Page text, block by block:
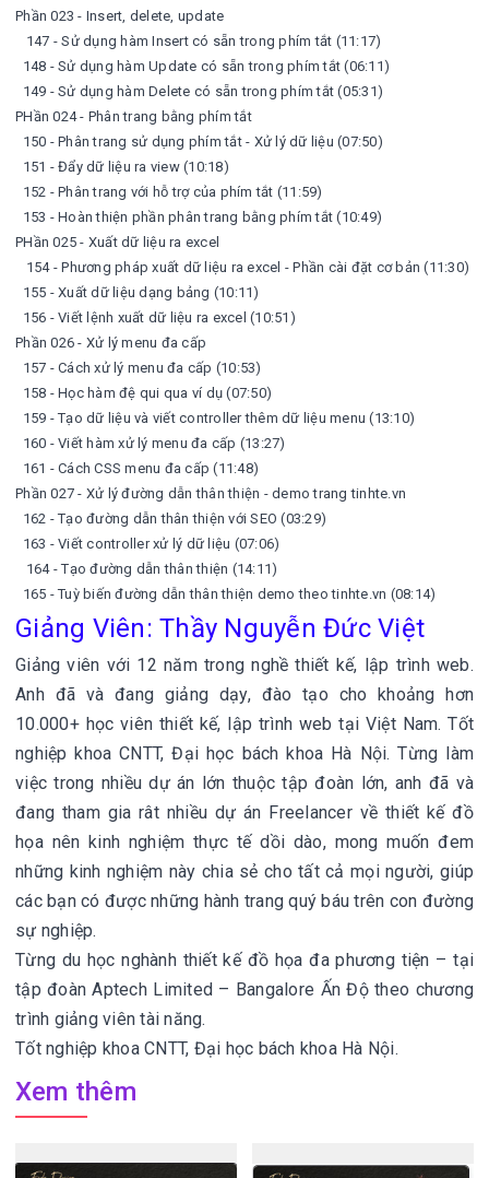
Phần 023 - Insert, delete, update
147 - Sử dụng hàm Insert có sẵn trong phím tắt (11:17)
148 - Sử dụng hàm Update có sẵn trong phím tắt (06:11)
149 - Sử dụng hàm Delete có sẵn trong phím tắt (05:31)
PHần 024 - Phân trang bằng phím tắt
150 - Phân trang sử dụng phím tắt - Xử lý dữ liệu (07:50)
151 - Đẩy dữ liệu ra view (10:18)
152 - Phân trang với hỗ trợ của phím tắt (11:59)
153 - Hoàn thiện phần phân trang bằng phím tắt (10:49)
PHần 025 - Xuất dữ liệu ra excel
154 - Phương pháp xuất dữ liệu ra excel - Phần cài đặt cơ bản (11:30)
155 - Xuất dữ liệu dạng bảng (10:11)
156 - Viết lệnh xuất dữ liệu ra excel (10:51)
Phần 026 - Xử lý menu đa cấp
157 - Cách xử lý menu đa cấp (10:53)
158 - Học hàm đệ qui qua ví dụ (07:50)
159 - Tạo dữ liệu và viết controller thêm dữ liệu menu (13:10)
160 - Viết hàm xử lý menu đa cấp (13:27)
161 - Cách CSS menu đa cấp (11:48)
Phần 027 - Xử lý đường dẫn thân thiện - demo trang tinhte.vn
162 - Tạo đường dẫn thân thiện với SEO (03:29)
163 - Viết controller xử lý dữ liệu (07:06)
164 - Tạo đường dẫn thân thiện (14:11)
165 - Tuỳ biến đường dẫn thân thiện demo theo tinhte.vn (08:14)
Giảng Viên: Thầy Nguyễn Đức Việt
Giảng viên với 12 năm trong nghề thiết kế, lập trình web.
Anh đã và đang giảng dạy, đào tạo cho khoảng hơn
10.000+ học viên thiết kế, lập trình web tại Việt Nam. Tốt
nghiệp khoa CNTT, Đại học bách khoa Hà Nội. Từng làm
việc trong nhiều dự án lớn thuộc tập đoàn lớn, anh đã và
đang tham gia rât nhiều dự án Freelancer về thiết kế đồ
họa nên kinh nghiệm thực tế dồi dào, mong muốn đem
những kinh nghiệm này chia sẻ cho tất cả mọi người, giúp
các bạn có được những hành trang quý báu trên con đường
sự nghiệp.
Từng du học nghành thiết kế đồ họa đa phương tiện – tại
tập đoàn Aptech Limited – Bangalore Ấn Độ theo chương
trình giảng viên tài năng.
Tốt nghiệp khoa CNTT, Đại học bách khoa Hà Nội.
Xem thêm